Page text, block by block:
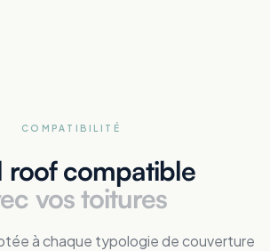
COMPATIBILITÉ
roof compatible
vos toitures
à chaque typologie de couverture